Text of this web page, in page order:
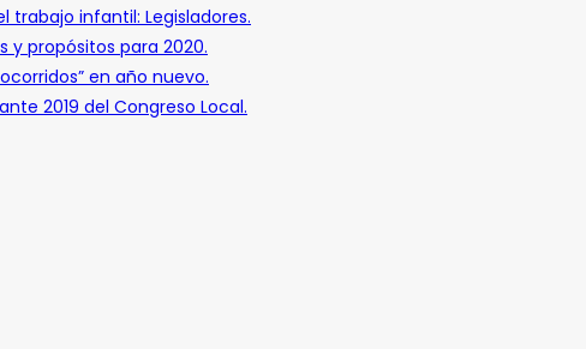
trabajo infantil: Legisladores.
y propósitos para 2020.
en año nuevo.
2019 del Congreso Local.